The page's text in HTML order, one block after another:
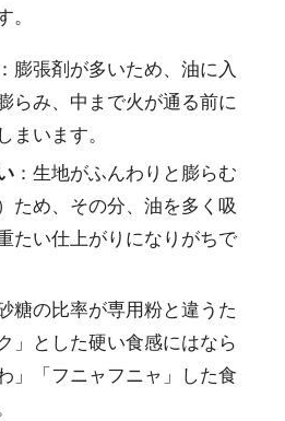
。
：膨張剤が多いため、油に入
らみ、中まで火が通る前に
まいます。
：生地がふんわりと膨らむ
ため、その分、油を多く吸
たい仕上がりになりがちで
糖の比率が専用粉と違うた
」とした硬い食感にはなら
」「フニャフニャ」した食